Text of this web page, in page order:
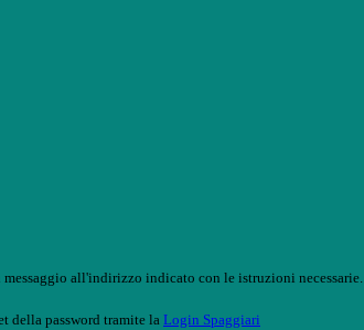
all'indirizzo indicato con le istruzioni necessarie.
della password tramite la Login Spaggiari